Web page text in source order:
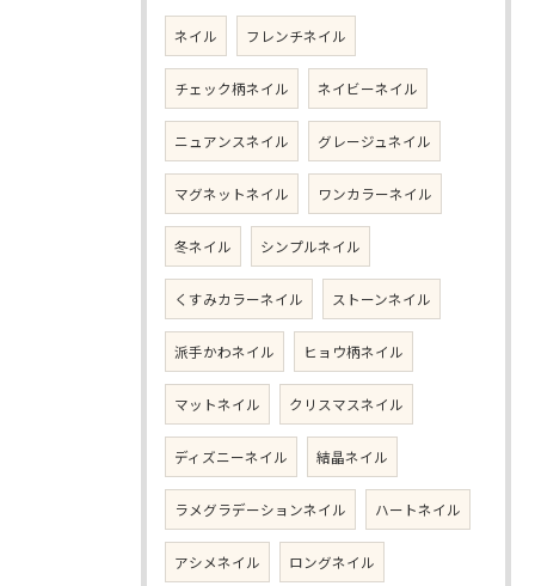
ネイル フレンチネイル
チェック柄ネイル ネイビーネイル
ニュアンスネイル グレージュネイル
マグネットネイル ワンカラーネイル
冬ネイル シンプルネイル
くすみカラーネイル ストーンネイル
派手かわネイル ヒョウ柄ネイル
マットネイル クリスマスネイル
ディズニーネイル 結晶ネイル
ラメグラデーションネイル ハートネイル
アシメネイル ロングネイル